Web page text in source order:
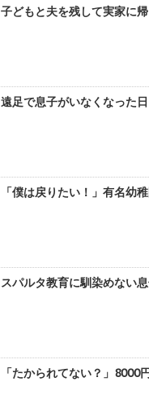
子どもと夫を残して実家に
遠足で息子がいなくなった
「僕は戻りたい！」有名幼
スパルタ教育に馴染めない
「たかられてない？」